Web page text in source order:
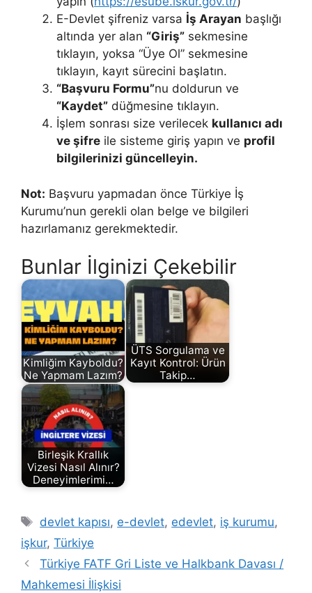
E-Devlet şifreniz varsa İş Arayan başlığı
altında yer alan “Giriş” sekmesine
tıklayın, yoksa “Üye Ol” sekmesine
tıklayın, kayıt sürecini başlatın.
“Başvuru Formu”nu doldurun ve
“Kaydet” düğmesine tıklayın.
İşlem sonrası size verilecek kullanıcı adı
ve şifre ile sisteme giriş yapın ve profil
bilgilerinizi güncelleyin.
Not: Başvuru yapmadan önce Türkiye İş
Kurumu’nun gerekli olan belge ve bilgileri
hazırlamanız gerekmektedir.
Bunlar İlginizi Çekebilir
Kimliğim Kayboldu?
Ne Yapmam Lazım?
ÜTS Sorgulama ve
Kayıt Kontrol: Ürün
Takip…
Birleşik Krallık
Vizesi Nasıl Alınır?
Deneyimlerimi…
Etiketler
devlet kapısı, e-devlet, edevlet, iş kurumu,
işkur, Türkiye
Türkiye FATF Gri Liste ve Halkbank Davası /
Mahkemesi İlişkisi